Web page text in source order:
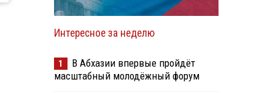
Интересное за неделю
1
В Абхазии впервые пройдёт
масштабный молодёжный форум